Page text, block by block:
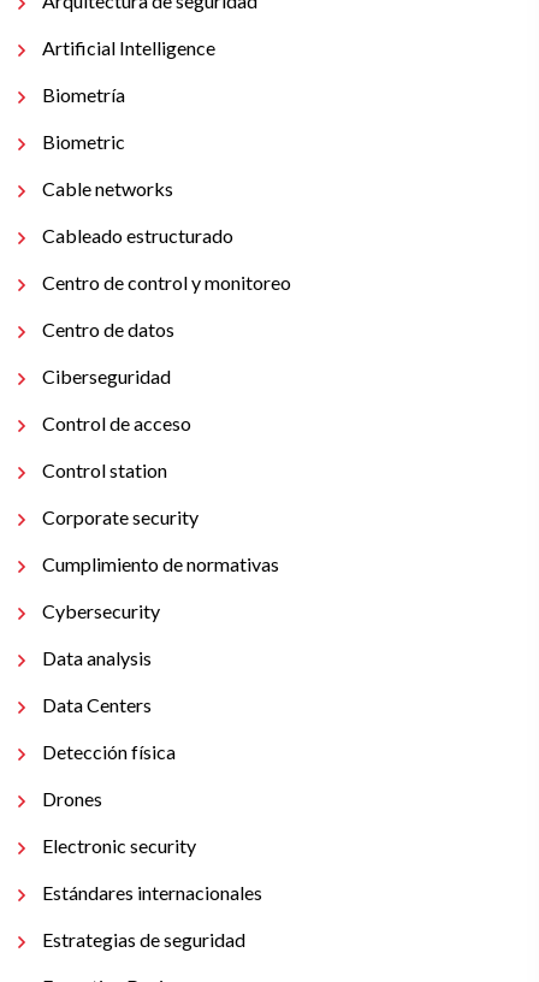
Artificial Intelligence
Biometría
Biometric
Cable networks
Cableado estructurado
Centro de control y monitoreo
Centro de datos
Ciberseguridad
Control de acceso
Control station
Corporate security
Cumplimiento de normativas
Cybersecurity
Data analysis
Data Centers
Detección física
Drones
Electronic security
Estándares internacionales
Estrategias de seguridad